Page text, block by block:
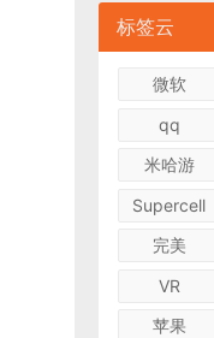
标签云
微软
qq
米哈游
Supercell
完美
VR
苹果